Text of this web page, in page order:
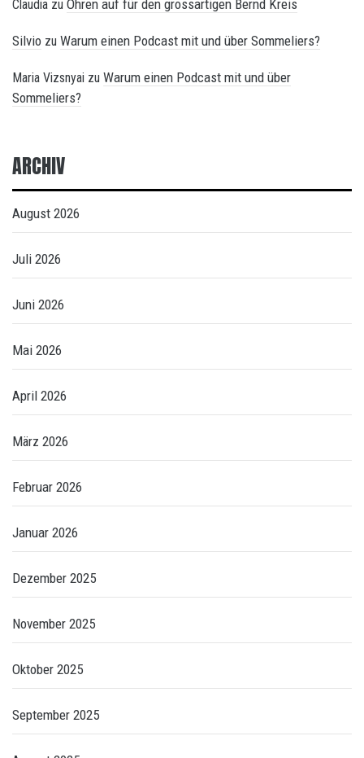
Claudia zu Ohren auf für den grossartigen Bernd Kreis
Silvio zu Warum einen Podcast mit und über Sommeliers?
Maria Vizsnyai zu Warum einen Podcast mit und über
Sommeliers?
ARCHIV
August 2026
Juli 2026
Juni 2026
Mai 2026
April 2026
März 2026
Februar 2026
Januar 2026
Dezember 2025
November 2025
Oktober 2025
September 2025